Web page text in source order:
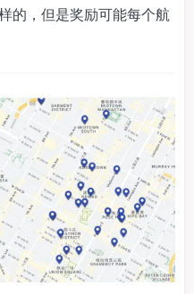
的，但是奖励可能每个航